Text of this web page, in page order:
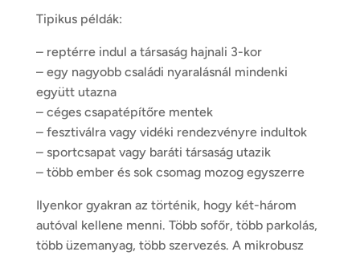
Tipikus példák:
– reptérre indul a társaság hajnali 3-kor
– egy nagyobb családi nyaralásnál mindenki
együtt utazna
– céges csapatépítőre mentek
– fesztiválra vagy vidéki rendezvényre indultok
– sportcsapat vagy baráti társaság utazik
– több ember és sok csomag mozog egyszerre
Ilyenkor gyakran az történik, hogy két-három
autóval kellene menni. Több sofőr, több parkolás,
több üzemanyag, több szervezés. A mikrobusz